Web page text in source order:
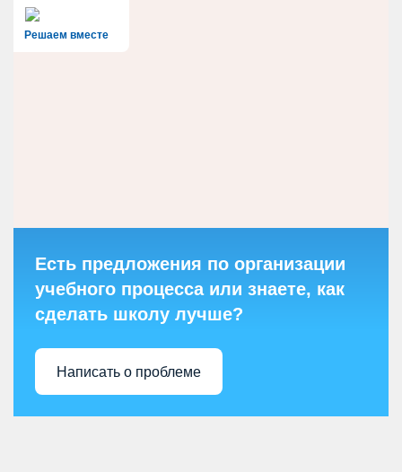
Решаем вместе
Есть предложения по организации
учебного процесса или знаете, как
сделать школу лучше?
Написать о проблеме